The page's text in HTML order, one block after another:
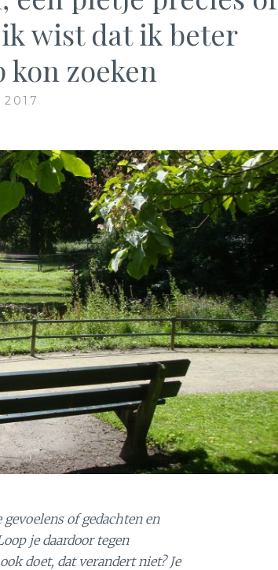
wist dat ik beter
zoeken
2017
of gedachten en
je daardoor tegen
doet, dat verandert niet? Je